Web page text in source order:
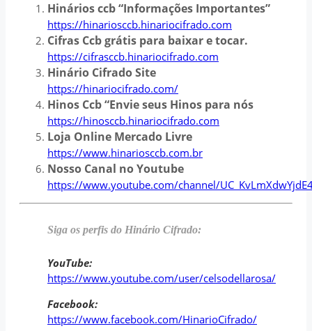
Hinários ccb “Informações Importantes”
https://hinariosccb.hinariocifrado.com
Cifras Ccb grátis para baixar e tocar.
https://cifrasccb.hinariocifrado.com
Hinário Cifrado Site
https://hinariocifrado.com/
Hinos Ccb “Envie seus Hinos para nós
https://hinosccb.hinariocifrado.com
Loja Online Mercado Livre
https://www.hinariosccb.com.br
Nosso Canal no Youtube
https://www.youtube.com/channel/
Siga os perfis do Hinário Cifrado:
YouTube:
https://www.youtube.com/user/celsodellarosa/
Facebook:
https://www.facebook.com/HinarioCifrado/